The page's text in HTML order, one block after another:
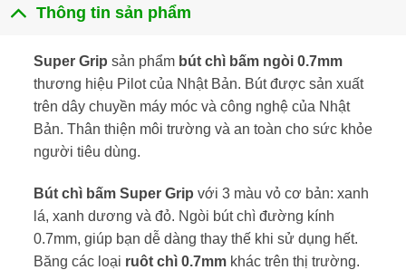
Thông tin sản phẩm
Super Grip sản phẩm bút chì bấm ngòi 0.7mm
thương hiệu Pilot của Nhật Bản. Bút được sản xuất
trên dây chuyền máy móc và công nghệ của Nhật
Bản. Thân thiện môi trường và an toàn cho sức khỏe
người tiêu dùng.
Bút chì bấm Super Grip với 3 màu vỏ cơ bản: xanh
lá, xanh dương và đỏ. Ngòi bút chì đường kính
0.7mm, giúp bạn dễ dàng thay thế khi sử dụng hết.
Băng các loại ruôt chì 0.7mmkhác trên thị trường.